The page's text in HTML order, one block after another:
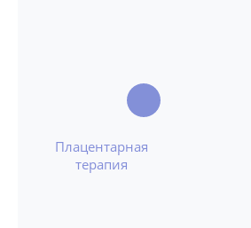
Плацентарная
терапия